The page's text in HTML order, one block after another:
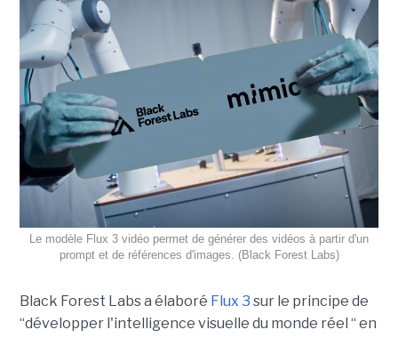
Le modèle Flux 3 vidéo permet de générer des vidéos à partir d'un
prompt et de références d'images. (Black Forest Labs)
Black Forest Labs a élaboré Flux 3 sur le principe de
“développer l'intelligence visuelle du monde réel “ en